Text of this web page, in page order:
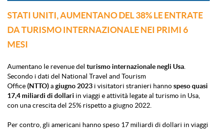
STATI UNITI, AUMENTANO DEL 38% LE ENTRATE
DA TURISMO INTERNAZIONALE NEI PRIMI 6
MESI
Aumentano le revenue del turismo internazionale negli Usa
Secondo i dati del National Travel and Tourism
Office(NTTO)agiugno 2023 i visitatori stranieri hannospeso quasi
17,4 miliardi di dollari in viaggi e attività legate al turismo in Usa,
con una crescita del 25% rispetto a giugno 2022.
Per contro, gli americani hanno speso 17 miliardi di dollari in viaggi